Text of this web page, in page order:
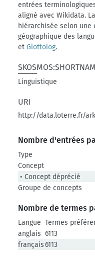
entrées
aligné avec Wikidata.
hiérarchisée selon
géographique des
etGlottolog.
Linguistique
URI
http://data.loterre.fr/
Nombre d'entrées
Type
Concept
• Concept déprécié
Groupe de concepts
Nombre de termes
Langue Termes
anglais 6113
français6113